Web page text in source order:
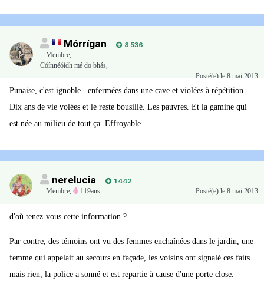
Mórrígan
8 536
Membre,
Cóínnéóídh mé do bhás,
Posté(e) le 8 mai 2013
Punaise, c'est ignoble...enfermées dans une cave et violées à répétition.
Dix ans de vie volées et le reste bousillé. Les pauvres. Et la gamine qui
est née au milieu de tout ça. Effroyable.
nerelucia
1 442
Membre, 119ans Posté(e) le 8 mai 2013
d'où tenez-vous cette information ?
Par contre, des témoins ont vu des femmes enchaînées dans le jardin, une
femme qui appelait au secours en façade, les voisins ont signalé ces faits
mais rien, la police a sonné et est repartie à cause d'une porte close.